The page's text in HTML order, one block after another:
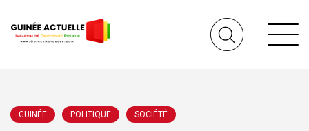
GUINÉE POLITIQUE SOCIÉTÉ